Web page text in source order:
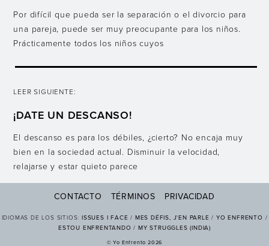
Por difícil que pueda ser la separación o el divorcio para
una pareja, puede ser muy preocupante para los niños.
Prácticamente todos los niños cuyos
LEER SIGUIENTE:
¡DATE UN DESCANSO!
El descanso es para los débiles, ¿cierto? No encaja muy
bien en la sociedad actual. Disminuir la velocidad,
relajarse y estar quieto parece
CONTACTO TÉRMINOS PRIVACIDAD
IDIOMAS DE LOS SITIOS: ISSUES I FACE / MES DÉFIS, J'EN PARLE / YO ENFRENTO /
ESTOU ENFRENTANDO / MY STRUGGLES (INDIA)
© Yo Enfrento 2026